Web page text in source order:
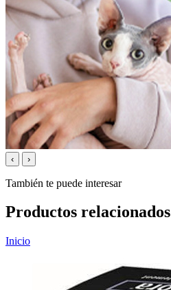
‹ ›
También te puede interesar
Productos relacionados
Inicio